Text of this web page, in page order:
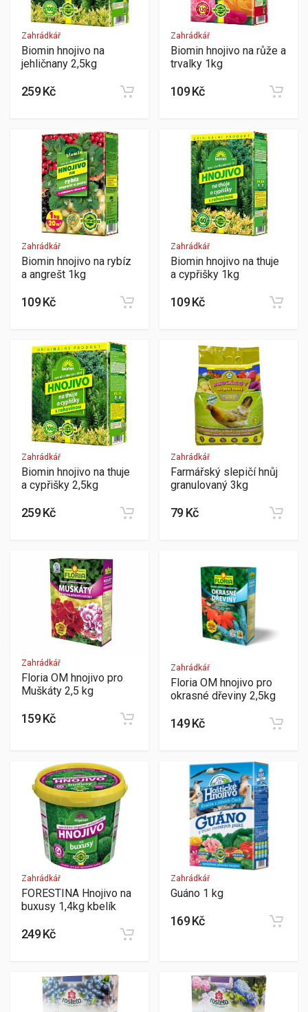
Zahrádkář
Biomin hnojivo na
jehličnany 2,5kg
259 Kč
Zahrádkář
Biomin hnojivo na růže a
trvalky 1kg
109 Kč
Zahrádkář
Biomin hnojivo na rybíz
a angrešt 1kg
109 Kč
Zahrádkář
Biomin hnojivo na thuje
a cypřišky 1kg
109 Kč
Zahrádkář
Biomin hnojivo na thuje
a cypřišky 2,5kg
259 Kč
Zahrádkář
Farmářský slepičí hnůj
granulovaný 3kg
79 Kč
Zahrádkář
Floria OM hnojivo pro
Muškáty 2,5 kg
159 Kč
Zahrádkář
Floria OM hnojivo pro
okrasné dřeviny 2,5kg
149 Kč
Zahrádkář
FORESTINA Hnojivo na
buxusy 1,4kg kbelík
249 Kč
Zahrádkář
Guáno 1 kg
169 Kč